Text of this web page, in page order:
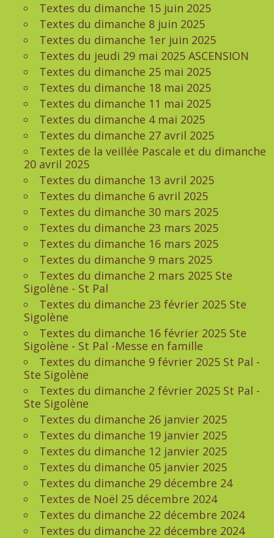
Textes du dimanche 15 juin 2025
Textes du dimanche 8 juin 2025
Textes du dimanche 1er juin 2025
Textes du jeudi 29 mai 2025 ASCENSION
Textes du dimanche 25 mai 2025
Textes du dimanche 18 mai 2025
Textes du dimanche 11 mai 2025
Textes du dimanche 4 mai 2025
Textes du dimanche 27 avril 2025
Textes de la veillée Pascale et du dimanche
20 avril 2025
Textes du dimanche 13 avril 2025
Textes du dimanche 6 avril 2025
Textes du dimanche 30 mars 2025
Textes du dimanche 23 mars 2025
Textes du dimanche 16 mars 2025
Textes du dimanche 9 mars 2025
Textes du dimanche 2 mars 2025 Ste
Sigolène - St Pal
Textes du dimanche 23 février 2025 Ste
Sigolène
Textes du dimanche 16 février 2025 Ste
Sigolène - St Pal -Messe en famille
Textes du dimanche 9 février 2025 St Pal -
Ste Sigolène
Textes du dimanche 2 février 2025 St Pal -
Ste Sigolène
Textes du dimanche 26 janvier 2025
Textes du dimanche 19 janvier 2025
Textes du dimanche 12 janvier 2025
Textes du dimanche 05 janvier 2025
Textes du dimanche 29 décembre 24
Textes de Noël 25 décembre 2024
Textes du dimanche 22 décembre 2024
Textes du dimanche 22 décembre 2024